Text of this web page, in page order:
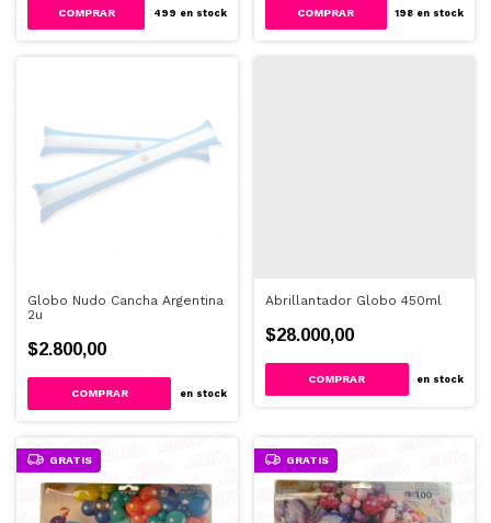
499 en stock 198 en stock
Globo Nudo Cancha Argentina
2u
$2.800,00
en stock
Abrillantador Globo 450ml
$28.000,00
en stock
GRATIS GRATIS